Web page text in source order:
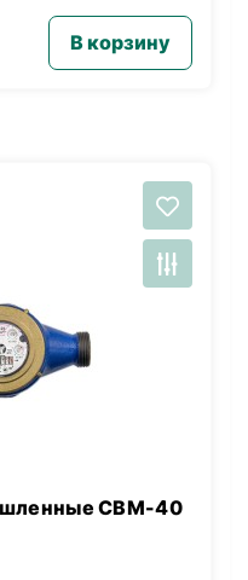
В корзину
СВМ-40